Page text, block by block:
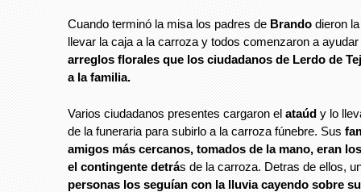
Cuando terminó la misa los padres de Brando dieron
llevar la caja a la carroza y todos comenzaron a
arreglos florales que los ciudadanos de Lerdo de
a la familia.
Varios ciudadanos presentes cargaron el ataúd y lo
de la funeraria para subirlo a la carroza fúnebre. Sus
amigos más cercanos, tomados de la mano, eran
el contingente detrás de la carroza. Detras de ellos,
personas los seguían con la lluvia cayendo sobre